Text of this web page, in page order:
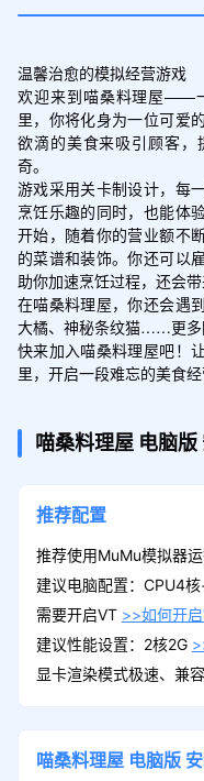
温馨治愈的模拟经营游戏
欢迎来到喵桑料理屋——
里，你将化身为一位可爱
欲滴的美食来吸引顾客
奇。
游戏采用关卡制设计，每
烹饪乐趣的同时，也能体
开始，随着你的营业额不
的菜谱和装饰。你还可以
助你加速烹饪过程，还会
在喵桑料理屋，你还会遇
大橘、神秘条纹猫……更多
快来加入喵桑料理屋吧！
里，开启一段难忘的美食经
喵桑料理屋 电脑版
推荐配置
推荐使用MuMu模拟器
建议电脑配置：CPU4
需要开启VT >>如何开
建议性能设置：2核2G
显卡渲染模式极速、兼
喵桑料理屋 电脑版